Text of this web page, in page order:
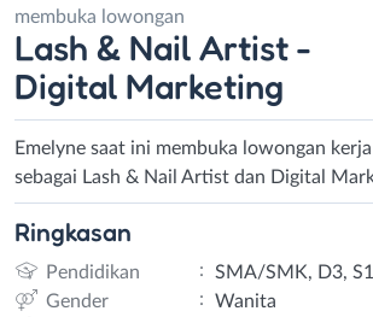
membuka lowongan
Lash & Nail Artist -
Digital Marketing
Emelyne saat ini membuka lowongan
sebagai Lash & Nail Artist dan Digital
Ringkasan
Pendidikan :
SMA/SMK, D3, S1
Gender
:
Wanita